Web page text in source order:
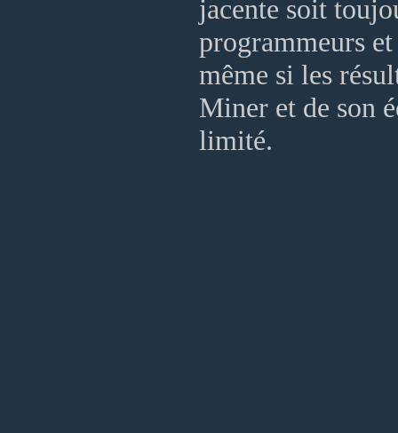
jacente soit
programmeurs
même si les
Miner et de son
limité.